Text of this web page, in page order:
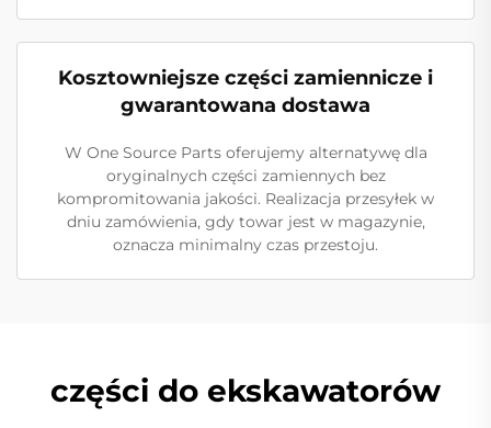
Kosztowniejsze części zamiennicze i
gwarantowana dostawa
W One Source Parts oferujemy alternatywę dla
oryginalnych części zamiennych bez
kompromitowania jakości. Realizacja przesyłek w
dniu zamówienia, gdy towar jest w magazynie,
oznacza minimalny czas przestoju.
części do ekskawatorów